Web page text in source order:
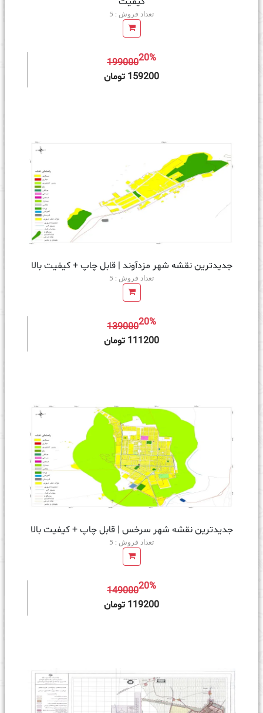
تعداد فروش : 5
19900020%
159200 تومان
جدیدترین نقشه شهر مزدآوند | قابل چاپ + کیفیت بالا
تعداد فروش : 5
13900020%
111200 تومان
جدیدترین نقشه شهر سرخس | قابل چاپ + کیفیت بالا
تعداد فروش : 5
14900020%
119200 تومان